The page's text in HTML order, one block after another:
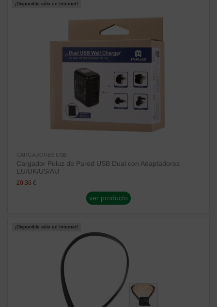
¡Disponible sólo en Internet!
CARGADORES USB
Cargador Puluz de Pared USB Dual con Adaptadores
EU/UK/US/AU
20,36 €
ver producto
¡Disponible sólo en Internet!